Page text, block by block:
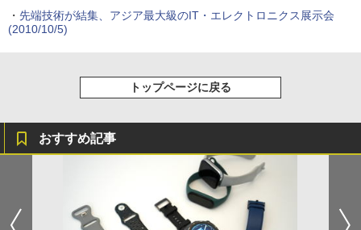
・ 先端技術が結集、アジア最大級のIT・エレクトロニクス展示会
(2010/10/5)
トップページに戻る
おすすめ記事